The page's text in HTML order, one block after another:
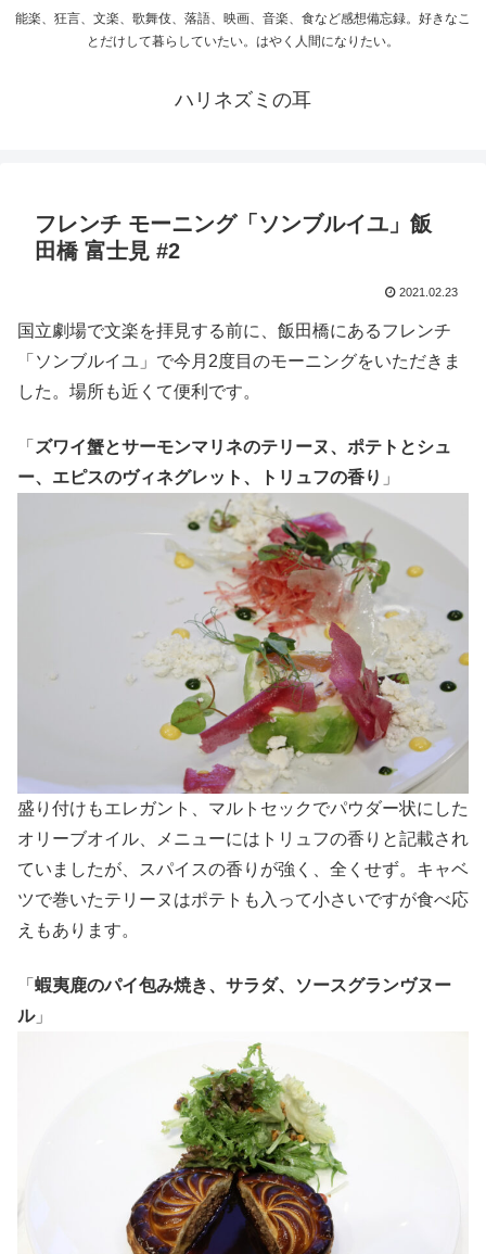
能楽、狂言、文楽、歌舞伎、落語、映画、音楽、食など感想備忘録。好きなこ
とだけして暮らしていたい。はやく人間になりたい。
ハリネズミの耳
フレンチ モーニング「ソンブルイユ」飯
田橋 富士見 #2
2021.02.23
国立劇場で文楽を拝見する前に、飯田橋にあるフレンチ
「ソンブルイユ」で今月2度目のモーニングをいただきま
した。場所も近くて便利です。
「 ズワイ蟹とサーモンマリネのテリーヌ、ポテトとシュ
ー、エピスのヴィネグレット、トリュフの香り 」
盛り付けもエレガント、マルトセックでパウダー状にした
オリーブオイル、メニューにはトリュフの香りと記載され
ていましたが、スパイスの香りが強く、全くせず。キャベ
ツで巻いたテリーヌはポテトも入って小さいですが食べ応
えもあります。
「 蝦夷鹿のパイ包み焼き、サラダ、ソースグランヴヌー
ル」